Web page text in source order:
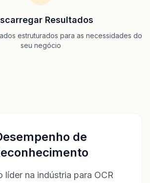
Resultados
estruturados para as necessidades do
seu negócio
de
líder na indústria para OCR